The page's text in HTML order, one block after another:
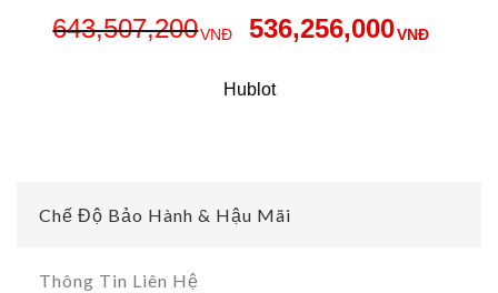
643,507,200VNĐ 536,256,000VNĐ
Hublot
Chế Độ Bảo Hành & Hậu Mãi
Thông Tin Liên Hệ